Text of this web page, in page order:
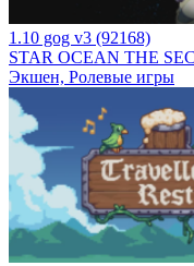
1.10 gog v3 (92168)
STAR OCEAN THE
Экшен, Ролевые игры